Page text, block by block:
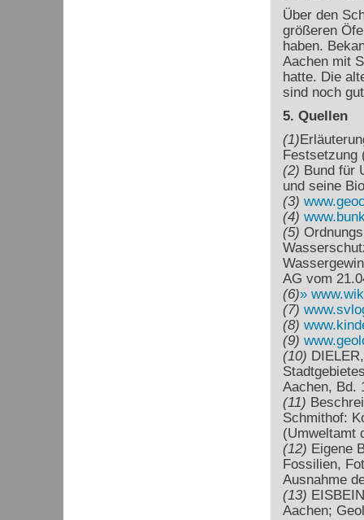
Über den
größeren
haben.
Aachen mit
hatte. Die
sind noch
5. Quellen
(1)
Festsetzung
(2) Bund für
und seine
(3)
(4)
(5)
AG vom
(6)
(7)
(8)
(9)
(10)
Aachen, Bd.
(11)
Schmithof:
(Umweltamt
(12) Eigene
Fossilien,
Ausnahme
(13)
Aachen;